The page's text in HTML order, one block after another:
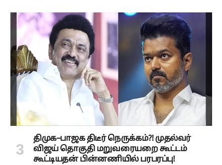
திமுக–பாஜக திடீர் நெருக்கம்?! முதல்வர்
விஜய் தொகுதி மறுவரையறை கூட்டம்
கூட்டியதன் பின்னணியில் பரபரப்பு!